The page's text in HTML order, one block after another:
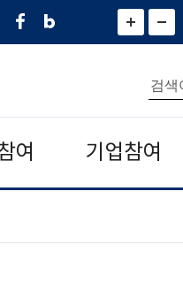
페
네
그
)
화
면
면
소
통
합
검
색
여 기업참여